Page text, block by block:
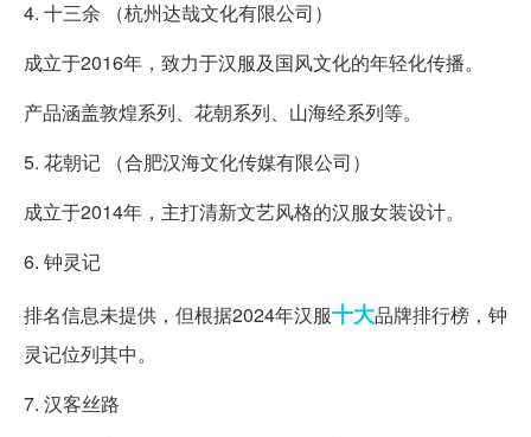
4. 十三余 （杭州达哉文化有限公司）
成立于2016年，致力于汉服及国风文化的年轻化传播。
产品涵盖敦煌系列、花朝系列、山海经系列等。
5. 花朝记 （合肥汉海文化传媒有限公司）
成立于2014年，主打清新文艺风格的汉服女装设计。
6. 钟灵记
排名信息未提供，但根据2024年汉服十大品牌排行榜，钟
灵记位列其中。
7. 汉客丝路